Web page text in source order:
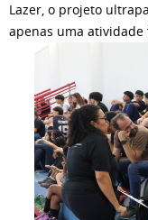
Lazer, o projeto
apenas uma atividade